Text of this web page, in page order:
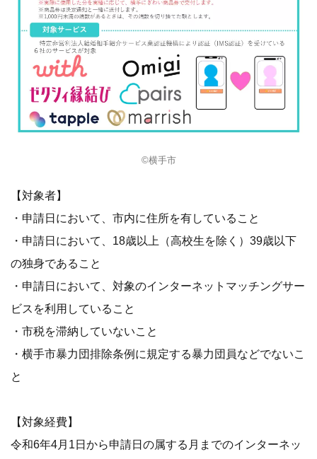
©横手市
【対象者】
・申請日において、市内に住所を有していること
・申請日において、18歳以上（高校生を除く）39歳以下
の独身であること
・申請日において、対象のインターネットマッチングサー
ビスを利用していること
・市税を滞納していないこと
・横手市暴力団排除条例に規定する暴力団員などでないこ
と
【対象経費】
令和6年4月1日から申請日の属する月までのインターネッ